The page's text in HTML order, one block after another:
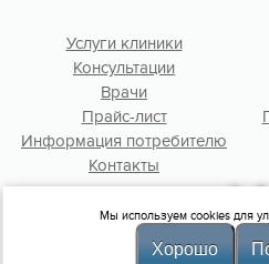
Услуги клиники
Консультации
Врачи
Прайс-лист
Информация потребителю
Контакты
© ООО «Первая мужская
Политика
Мы используем cookies для
Хорошо